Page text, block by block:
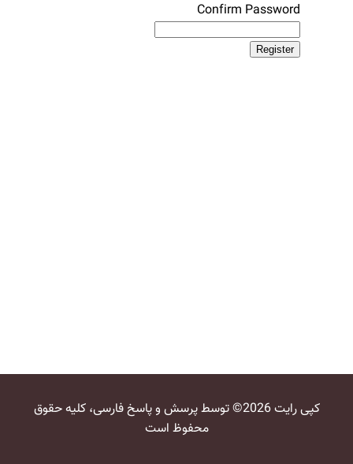
Confirm Password
Register
کپی رایت 2026© توسط پرسش و پاسخ فارسی، کلیه حقوق
محفوظ است